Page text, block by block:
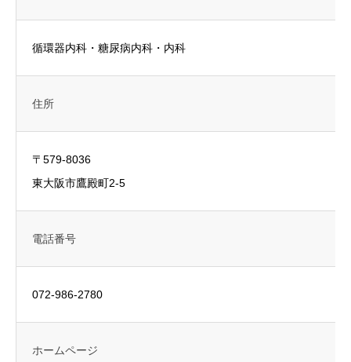
循環器内科・糖尿病内科・内科
住所
〒579-8036
東大阪市鷹殿町2-5
電話番号
072-986-2780
ホームページ